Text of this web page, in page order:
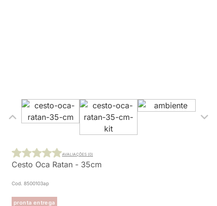
Cesto Oca Ratan - 35cm
Cod. 8500103ap
pronta entrega
AVALIAÇÕES (0)